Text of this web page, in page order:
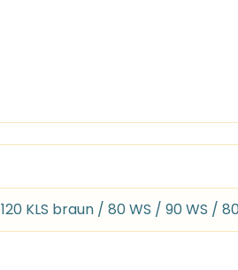
120 KLS braun / 80 WS / 90 WS /